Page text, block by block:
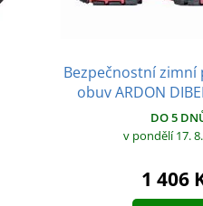
Bezpečnostní zimní
obuv ARDON
DO 5
v pondělí 17. 8.
1 406